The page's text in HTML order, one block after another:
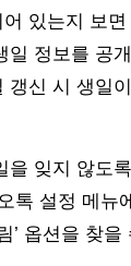
있는지 보면
일 정보를 공
갱신 시 생일
을 잊지 않도
톡 설정 메뉴
’ 옵션을 찾을